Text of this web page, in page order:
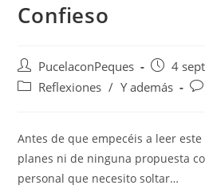
Confieso
PucelaconPeques
4
Reflexiones / Y además
Antes de que empecéis a leer
planes ni de ninguna propuesta
personal que necesito soltar…